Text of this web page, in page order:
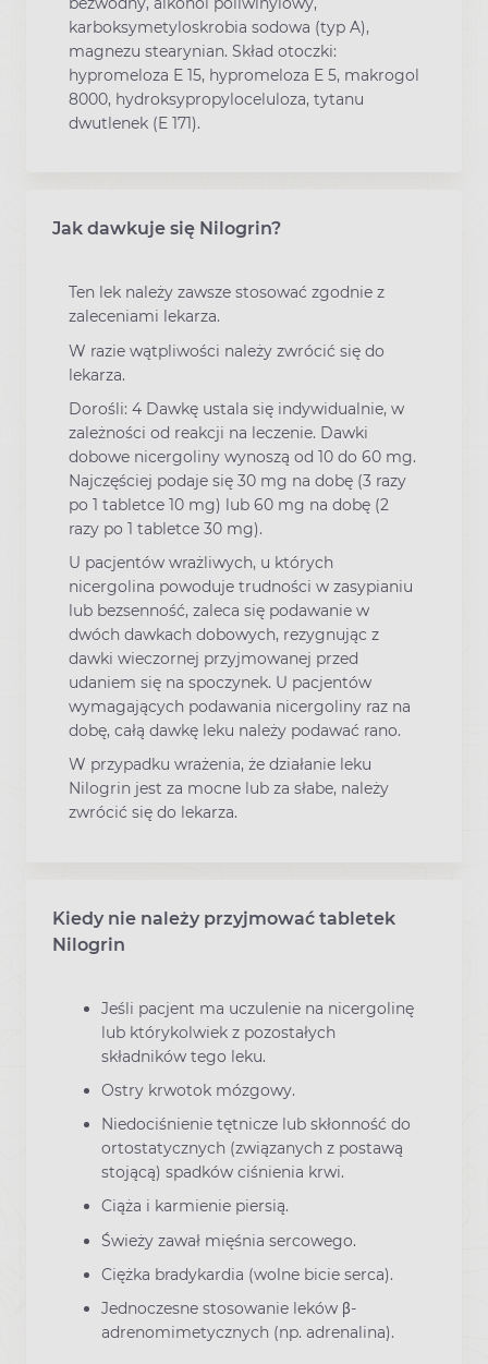
karboksymetyloskrobia sodowa (typ A),
magnezu stearynian. Skład otoczki:
hypromeloza E 15, hypromeloza E 5, makrogol
8000, hydroksypropyloceluloza, tytanu
dwutlenek (E 171).
Jak dawkuje się Nilogrin?
Ten lek należy zawsze stosować zgodnie z
zaleceniami lekarza.
W razie wątpliwości należy zwrócić się do
lekarza.
Dorośli: 4 Dawkę ustala się indywidualnie, w
zależności od reakcji na leczenie. Dawki
dobowe nicergoliny wynoszą od 10 do 60 mg.
Najczęściej podaje się 30 mg na dobę (3 razy
po 1 tabletce 10 mg) lub 60 mg na dobę (2
razy po 1 tabletce 30 mg).
U pacjentów wrażliwych, u których
nicergolina powoduje trudności w zasypianiu
lub bezsenność, zaleca się podawanie w
dwóch dawkach dobowych, rezygnując z
dawki wieczornej przyjmowanej przed
udaniem się na spoczynek. U pacjentów
wymagających podawania nicergoliny raz na
dobę, całą dawkę leku należy podawać rano.
W przypadku wrażenia, że działanie leku
Nilogrin jest za mocne lub za słabe, należy
zwrócić się do lekarza.
Kiedy nie należy przyjmować tabletek
Nilogrin
Jeśli pacjent ma uczulenie na nicergolinę
lub którykolwiek z pozostałych
składników tego leku.
Ostry krwotok mózgowy.
Niedociśnienie tętnicze lub skłonność do
ortostatycznych (związanych z postawą
stojącą) spadków ciśnienia krwi.
Ciąża i karmienie piersią.
Świeży zawał mięśnia sercowego.
Ciężka bradykardia (wolne bicie serca).
Jednoczesne stosowanie leków β-
adrenomimetycznych (np. adrenalina).